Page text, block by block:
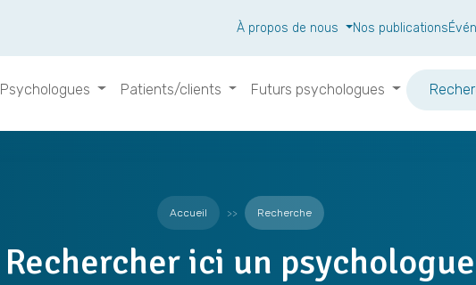
À propos de nous Nos publications
Psychologues Patients/clients Futurs psychologues
Accueil Recherche
Rechercher ici un psychologue